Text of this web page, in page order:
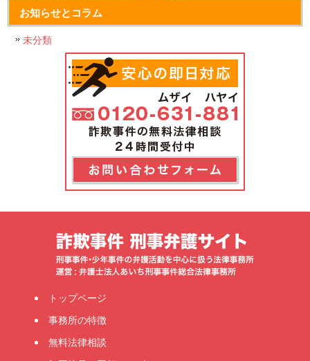
お知らせとコラム
未分類
トップページ
事務所の特徴
無料法律相談